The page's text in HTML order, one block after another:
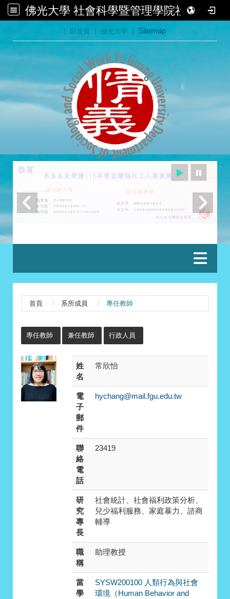
佛光大學 社會科學暨管理學院社會學系
| 回首頁 | 佛光大學 | Sitemap
首頁 系所成員 專任教師
專任教師 兼任教師 行政人員
姓
名
常欣怡
電
子
郵
件
hychang@mail.fgu.edu.tw
聯
絡
電
話
23419
研
究
專
長
社會統計、社會福利政策分析、
兒少福利服務、家庭暴力、諮商
輔導
職
稱
助理教授
當
學
SYSW200100 人類行為與社會
環境（Human Behavior and